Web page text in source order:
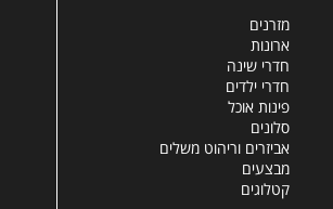
מזרנים
ארונות
חדרי שינה
חדרי ילדים
פינות אוכל
סלונים
אביזרים וריהוט משלים
מבצעים
קטלוגים